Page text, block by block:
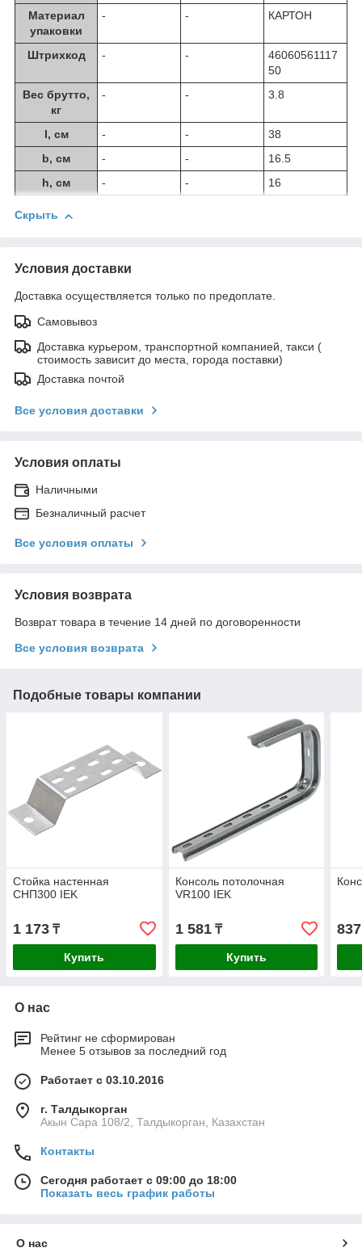
Материал
упаковки
- - КАРТОН
Штрихкод - -
46060561117
50
Вес брутто,
кг
- - 3.8
l, см - -
38
b, см
- -
16.5
h, см
- - 16
Скрыть
Условия доставки
Доставка осуществляется только по предоплате.
Самовывоз
Доставка курьером, транспортной компанией, такси (
стоимость зависит до места, города поставки)
Доставка почтой
Все условия доставки
Условия оплаты
Наличными
Безналичный расчет
Все условия оплаты
Условия возврата
Возврат товара в течение 14 дней по договоренности
Все условия возврата
Подобные товары компании
Стойка настенная
СНП300 IEK
1 173 ₸
Купить
Консоль потолочная
VR100 IEK
1 581₸
Купить
837
О нас
Рейтинг не сформирован
Менее 5 отзывов за последний год
Работает с 03.10.2016
г. Талдыкорган
Акын Сара 108/2, Талдыкорган, Казахстан
Контакты
Сегодня работает с 09:00 до 18:00
Показать весь график работы
О нас